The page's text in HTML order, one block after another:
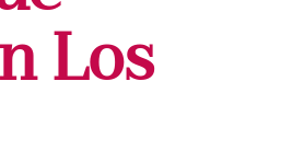
Los